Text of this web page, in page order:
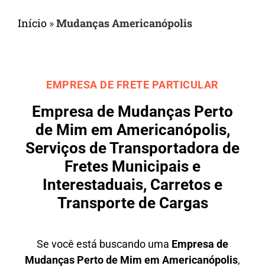
Início »Mudanças Americanópolis
EMPRESA DE FRETE PARTICULAR
Empresa de Mudanças Perto
de Mim em Americanópolis,
Serviços de Transportadora de
Fretes Municipais e
Interestaduais, Carretos e
Transporte de Cargas
Se você está buscando uma Empresa de
Mudanças Perto de Mim em Americanópolis,